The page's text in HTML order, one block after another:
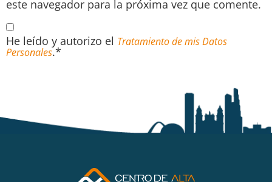
este navegador para la próxima vez que comente.
He leído y autorizo el Tratamiento de mis Datos
Personales.*